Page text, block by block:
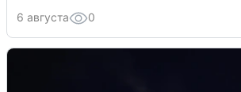
6 августа 0